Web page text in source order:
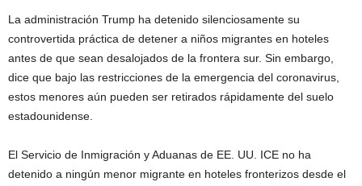
La administración Trump ha detenido silenciosamente su
controvertida práctica de detener a niños migrantes en hoteles
antes de que sean desalojados de la frontera sur. Sin embargo,
dice que bajo las restricciones de la emergencia del coronavirus,
estos menores aún pueden ser retirados rápidamente del suelo
estadounidense.
El Servicio de Inmigración y Aduanas de EE. UU. ICE no ha
detenido a ningún menor migrante en hoteles fronterizos desde el